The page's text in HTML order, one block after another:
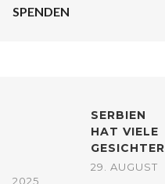
SPENDEN
SERBIEN
HAT VIELE
GESICHTER
29. AUGUST
2025